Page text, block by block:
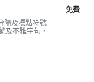
隔及標點符號
及不雅字句，
免費